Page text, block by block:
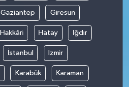
Gaziantep Giresun
Hakkâri Hatay Iğdır
İstanbul İzmir
Karabük Karaman